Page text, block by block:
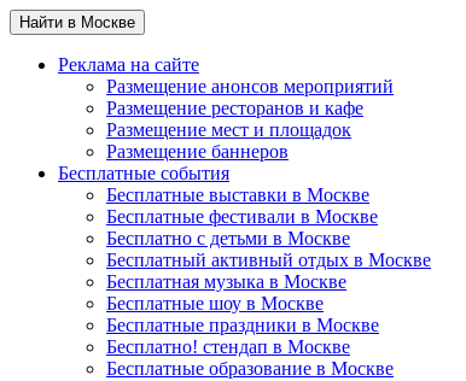
Найти в Москве
Реклама на сайте
Размещение анонсов мероприятий
Размещение ресторанов и кафе
Размещение мест и площадок
Размещение баннеров
Бесплатные события
Бесплатные выставки в Москве
Бесплатные фестивали в Москве
Бесплатно с детьми в Москве
Бесплатный активный отдых в Москве
Бесплатная музыка в Москве
Бесплатные шоу в Москве
Бесплатные праздники в Москве
Бесплатно! стендап в Москве
Бесплатные образование в Москве